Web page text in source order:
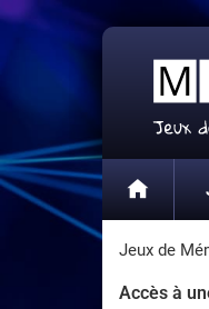
Jeux de
Accès à